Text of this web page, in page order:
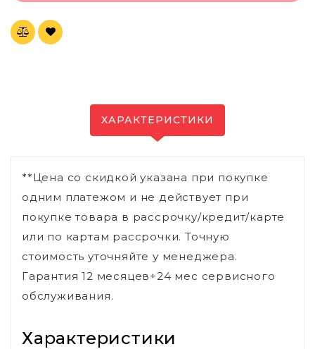
ХАРАКТЕРИСТИКИ
**Цена со скидкой указана при покупке
одним платежом и не действует при
покупке товара в рассрочку/кредит/карте
или по картам рассрочки. Точную
стоимость уточняйте у менеджера.
Гарантия 12 месяцев+24 мес сервисного
обслуживания.
Характеристики